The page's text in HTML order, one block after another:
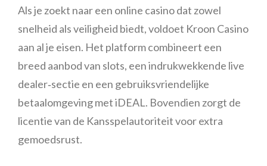
Als je zoekt naar een online casino dat zowel
snelheid als veiligheid biedt, voldoet Kroon Casino
aan al je eisen. Het platform combineert een
breed aanbod van slots, een indrukwekkende live
dealer‑sectie en een gebruiksvriendelijke
betaalomgeving met iDEAL. Bovendien zorgt de
licentie van de Kansspelautoriteit voor extra
gemoedsrust.